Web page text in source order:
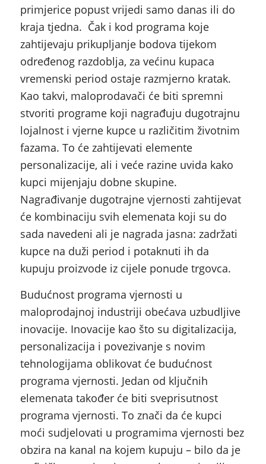
primjerice popust vrijedi samo danas ili do
kraja tjedna. Čak i kod programa koje
zahtijevaju prikupljanje bodova tijekom
određenog razdoblja, za većinu kupaca
vremenski period ostaje razmjerno kratak.
Kao takvi, maloprodavači će biti spremni
stvoriti programe koji nagrađuju dugotrajnu
lojalnost i vjerne kupce u različitim životnim
fazama. To će zahtijevati elemente
personalizacije, ali i veće razine uvida kako
kupci mijenjaju dobne skupine.
Nagrađivanje dugotrajne vjernosti zahtijevat
će kombinaciju svih elemenata koji su do
sada navedeni ali je nagrada jasna: zadržati
kupce na duži period i potaknuti ih da
kupuju proizvode iz cijele ponude trgovca.
Budućnost programa vjernosti u
maloprodajnoj industriji obećava uzbudljive
inovacije. Inovacije kao što su digitalizacija,
personalizacija i povezivanje s novim
tehnologijama oblikovat će budućnost
programa vjernosti. Jedan od ključnih
elemenata također će biti sveprisutnost
programa vjernosti. To znači da će kupci
moći sudjelovati u programima vjernosti bez
obzira na kanal na kojem kupuju – bilo da je